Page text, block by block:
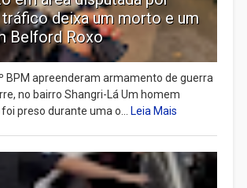
deixa um morto e um
Belford Roxo
BPM apreenderam armamento de guerra
no bairro Shangri-Lá Um homem
preso durante uma o... Leia Mais